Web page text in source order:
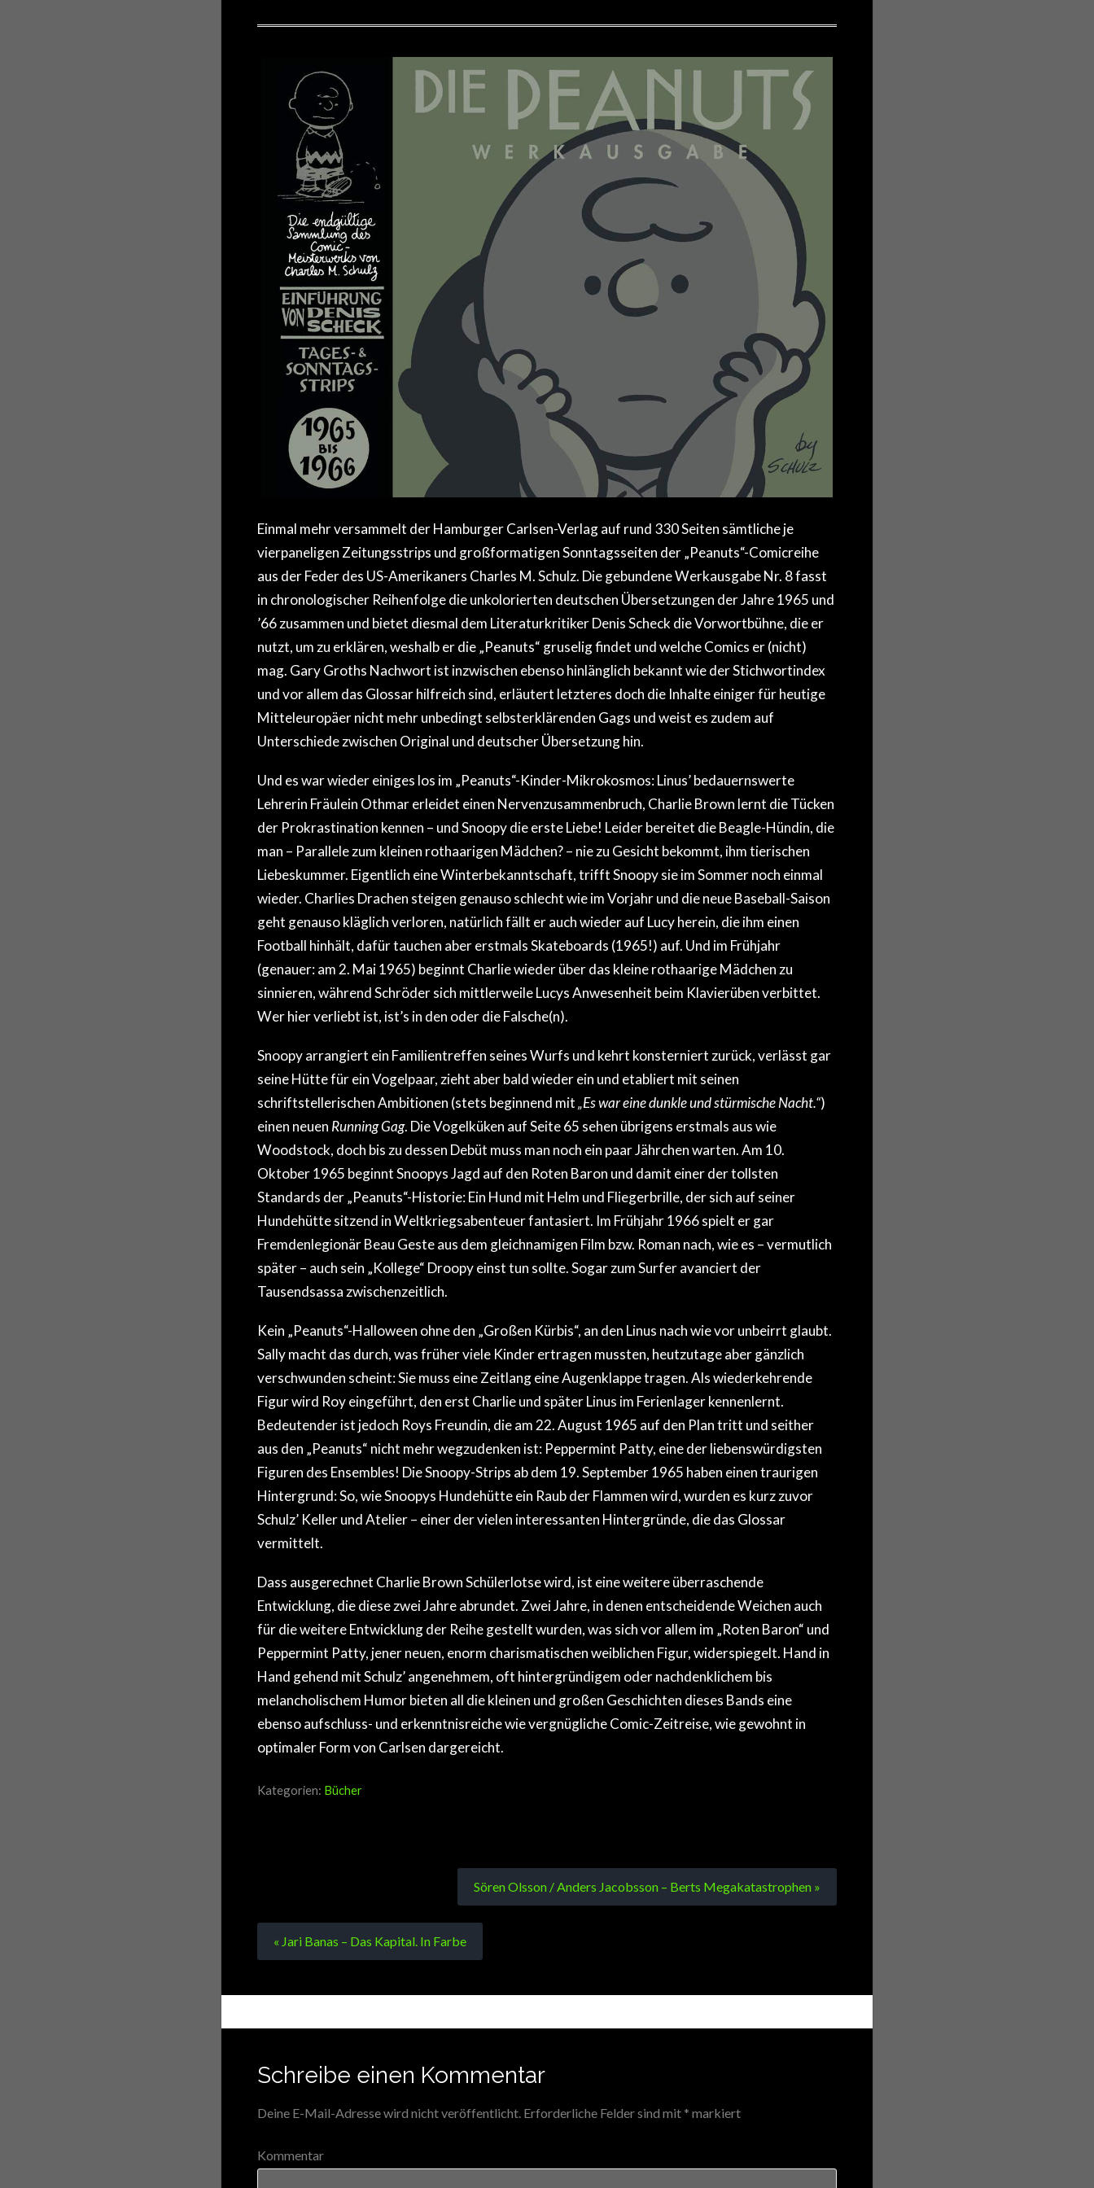
Einmal mehr versammelt der Hamburger Carlsen-Verlag auf rund 330 Seiten sämtliche je
vierpaneligen Zeitungsstrips und großformatigen Sonntagsseiten der „Peanuts“-Comicreihe
aus der Feder des US-Amerikaners Charles M. Schulz. Die gebundene Werkausgabe Nr. 8 fasst
in chronologischer Reihenfolge die unkolorierten deutschen Übersetzungen der Jahre 1965 und
’66 zusammen und bietet diesmal dem Literaturkritiker Denis Scheck die Vorwortbühne, die er
nutzt, um zu erklären, weshalb er die „Peanuts“ gruselig findet und welche Comics er (nicht)
mag. Gary Groths Nachwort ist inzwischen ebenso hinlänglich bekannt wie der Stichwortindex
und vor allem das Glossar hilfreich sind, erläutert letzteres doch die Inhalte einiger für heutige
Mitteleuropäer nicht mehr unbedingt selbsterklärenden Gags und weist es zudem auf
Unterschiede zwischen Original und deutscher Übersetzung hin.
Und es war wieder einiges los im „Peanuts“-Kinder-Mikrokosmos: Linus’ bedauernswerte
Lehrerin Fräulein Othmar erleidet einen Nervenzusammenbruch, Charlie Brown lernt die Tücken
der Prokrastination kennen – und Snoopy die erste Liebe! Leider bereitet die Beagle-Hündin, die
man – Parallele zum kleinen rothaarigen Mädchen? – nie zu Gesicht bekommt, ihm tierischen
Liebeskummer. Eigentlich eine Winterbekanntschaft, trifft Snoopy sie im Sommer noch einmal
wieder. Charlies Drachen steigen genauso schlecht wie im Vorjahr und die neue Baseball-Saison
geht genauso kläglich verloren, natürlich fällt er auch wieder auf Lucy herein, die ihm einen
Football hinhält, dafür tauchen aber erstmals Skateboards (1965!) auf. Und im Frühjahr
(genauer: am 2. Mai 1965) beginnt Charlie wieder über das kleine rothaarige Mädchen zu
sinnieren, während Schröder sich mittlerweile Lucys Anwesenheit beim Klavierüben verbittet.
Wer hier verliebt ist, ist’s in den oder die Falsche(n).
Snoopy arrangiert ein Familientreffen seines Wurfs und kehrt konsterniert zurück, verlässt gar
seine Hütte für ein Vogelpaar, zieht aber bald wieder ein und etabliert mit seinen
schriftstellerischen Ambitionen (stets beginnend mit „Es war eine dunkle und stürmische Nacht.“)
einen neuen Running Gag. Die Vogelküken auf Seite 65 sehen übrigens erstmals aus wie
Woodstock, doch bis zu dessen Debüt muss man noch ein paar Jährchen warten. Am 10.
Oktober 1965 beginnt Snoopys Jagd auf den Roten Baron und damit einer der tollsten
Standards der „Peanuts“-Historie: Ein Hund mit Helm und Fliegerbrille, der sich auf seiner
Hundehütte sitzend in Weltkriegsabenteuer fantasiert. Im Frühjahr 1966 spielt er gar
Fremdenlegionär Beau Geste aus dem gleichnamigen Film bzw. Roman nach, wie es – vermutlich
später – auch sein „Kollege“ Droopy einst tun sollte. Sogar zum Surfer avanciert der
Tausendsassa zwischenzeitlich.
Kein „Peanuts“-Halloween ohne den „Großen Kürbis“, an den Linus nach wie vor unbeirrt glaubt.
Sally macht das durch, was früher viele Kinder ertragen mussten, heutzutage aber gänzlich
verschwunden scheint: Sie muss eine Zeitlang eine Augenklappe tragen. Als wiederkehrende
Figur wird Roy eingeführt, den erst Charlie und später Linus im Ferienlager kennenlernt.
Bedeutender ist jedoch Roys Freundin, die am 22. August 1965 auf den Plan tritt und seither
aus den „Peanuts“ nicht mehr wegzudenken ist: Peppermint Patty, eine der liebenswürdigsten
Figuren des Ensembles! Die Snoopy-Strips ab dem 19. September 1965 haben einen traurigen
Hintergrund: So, wie Snoopys Hundehütte ein Raub der Flammen wird, wurden es kurz zuvor
Schulz’ Keller und Atelier – einer der vielen interessanten Hintergründe, die das Glossar
vermittelt.
Dass ausgerechnet Charlie Brown Schülerlotse wird, ist eine weitere überraschende
Entwicklung, die diese zwei Jahre abrundet. Zwei Jahre, in denen entscheidende Weichen auch
für die weitere Entwicklung der Reihe gestellt wurden, was sich vor allem im „Roten Baron“ und
Peppermint Patty, jener neuen, enorm charismatischen weiblichen Figur, widerspiegelt. Hand in
Hand gehend mit Schulz’ angenehmem, oft hintergründigem oder nachdenklichem bis
melancholischem Humor bieten all die kleinen und großen Geschichten dieses Bands eine
ebenso aufschluss- und erkenntnisreiche wie vergnügliche Comic-Zeitreise, wie gewohnt in
optimaler Form von Carlsen dargereicht.
Kategorien: Bücher
Sören Olsson / Anders Jacobsson – Berts Megakatastrophen »
« Jari Banas – Das Kapital. In Farbe
Schreibe einen Kommentar
Deine E-Mail-Adresse wird nicht veröffentlicht. Erforderliche Felder sind mit *markiert
Kommentar